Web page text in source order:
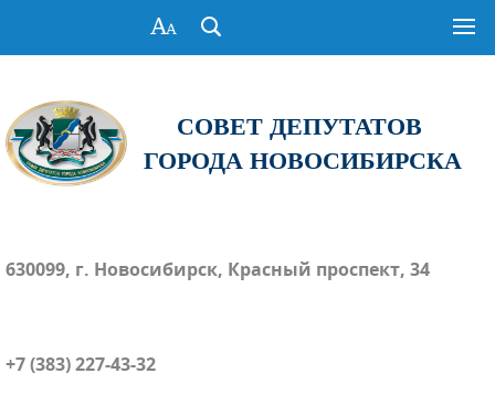
СОВЕТ ДЕПУТАТОВ
ГОРОДА НОВОСИБИРСКА
630099, г. Новосибирск, Красный проспект, 34
+7 (383) 227-43-32